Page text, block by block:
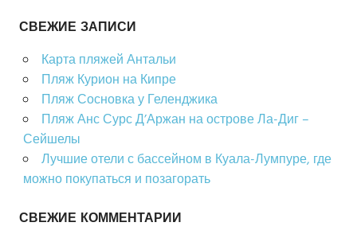
СВЕЖИЕ ЗАПИСИ
Карта пляжей Антальи
Пляж Курион на Кипре
Пляж Сосновка у Геленджика
Пляж Анс Сурс Д’Аржан на острове Ла-Диг –
Сейшелы
Лучшие отели с бассейном в Куала-Лумпуре, где
можно покупаться и позагорать
СВЕЖИЕ КОММЕНТАРИИ